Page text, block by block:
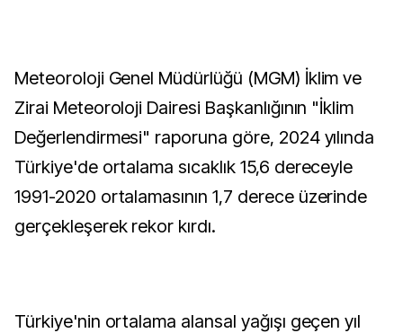
Meteoroloji Genel Müdürlüğü (MGM) İklim ve
Zirai Meteoroloji Dairesi Başkanlığının "İklim
Değerlendirmesi" raporuna göre, 2024 yılında
Türkiye'de ortalama sıcaklık 15,6 dereceyle
1991-2020 ortalamasının 1,7 derece üzerinde
gerçekleşerek rekor kırdı.
Türkiye'nin ortalama alansal yağışı geçen yıl